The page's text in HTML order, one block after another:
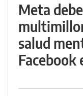
Meta
salud
Facebook